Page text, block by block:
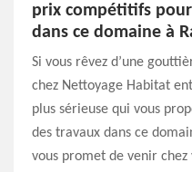
prix compétitifs
dans ce domaine à
Si vous rêvez d’une
chez Nettoyage Habitat
plus sérieuse qui vous
des travaux dans ce
vous promet de venir